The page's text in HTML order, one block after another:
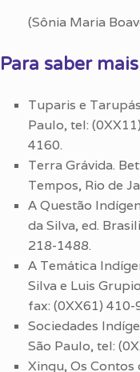
(Sônia Maria
Para saber
Tuparis e
Paulo, tel:
4160.
Terra Grávida.
Tempos, Rio de
A Questão
da Silva, ed.
218-1488.
A Temática
Silva e Luis
fax: (0XX61) 410-
Sociedades
São Paulo, tel:
Xingu, Os Contos